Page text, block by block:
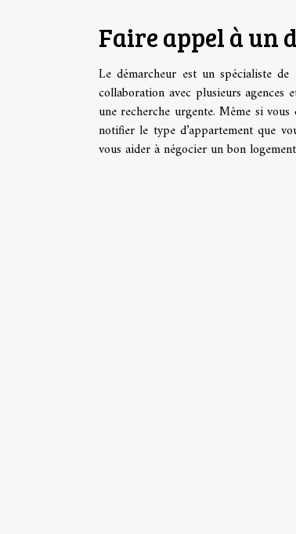
Faire appel à un
Le démarcheur est un spécialiste
collaboration avec plusieurs
une recherche urgente. Même si
notifier le type d’appartement que
vous aider à négocier un bon